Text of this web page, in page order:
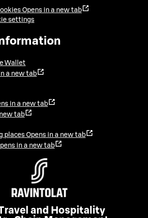
Opens in a new tab
settings
Wallet
a new tab
in a new tab
tab
places Opens in a new tab
in a new tab
and Hospitality